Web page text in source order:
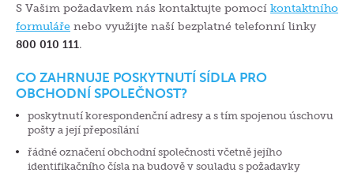
ČLÁNKY
KONTAKT
ON-LINE ZALOŽENÍ S.R.O.
S Vašim požadavkem nás kontaktujte pomocí kontaktního
formuláře nebo využijte naší bezplatné telefonní linky
800 010 111.
CO ZAHRNUJE POSKYTNUTÍ SÍDLA PRO
OBCHODNÍ SPOLEČNOST?
poskytnutí korespondenční adresy a s tím spojenou úschovu
pošty a její přeposílání
řádné označení obchodní společnosti včetně jejího
identifikačního čísla na budově v souladu s požadavky